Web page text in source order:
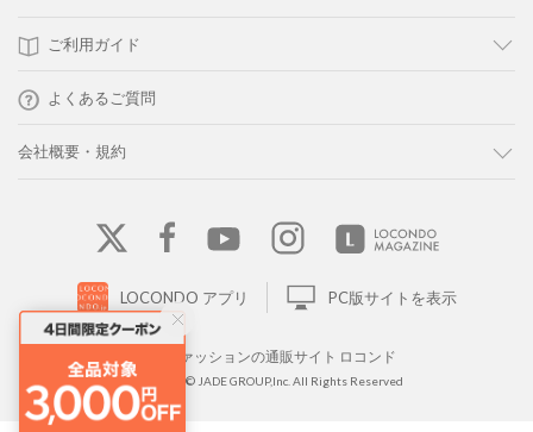
ご利用ガイド
よくあるご質問
会社概要・規約
LOCONDO アプリ PC版サイトを表示
靴とファッションの通販サイト ロコンド
Copyright © JADE GROUP,Inc. All Rights Reserved